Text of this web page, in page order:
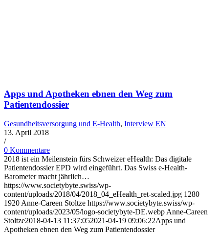
Apps und Apotheken ebnen den Weg zum
Patientendossier
Gesundheitsversorgung und E-Health, Interview EN
13. April 2018
/
0 Kommentare
2018 ist ein Meilenstein fürs Schweizer eHealth: Das digitale
Patientendossier EPD wird eingeführt. Das Swiss e-Health-
Barometer macht jährlich…
https://www.societybyte.swiss/wp-
content/uploads/2018/04/2018_04_eHealth_ret-scaled.jpg 1280
1920 Anne-Careen Stoltze https://www.societybyte.swiss/wp-
content/uploads/2023/05/logo-societybyte-DE.webp Anne-Careen
Stoltze2018-04-13 11:37:052021-04-19 09:06:22Apps und
Apotheken ebnen den Weg zum Patientendossier